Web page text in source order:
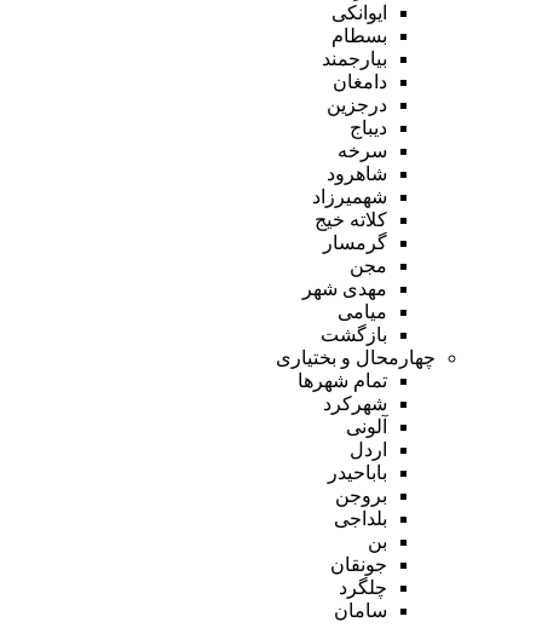
ایوانکی
بسطام
بیارجمند
دامغان
درجزین
دیباج
سرخه
شاهرود
شهمیرزاد
کلاته خیج
گرمسار
مجن
مهدی شهر
میامی
بازگشت
چهارمحال و بختیاری
تمام شهر‌ها
شهرکرد
آلونی
اردل
باباحیدر
بروجن
بلداجی
بن
جونقان
چلگرد
سامان